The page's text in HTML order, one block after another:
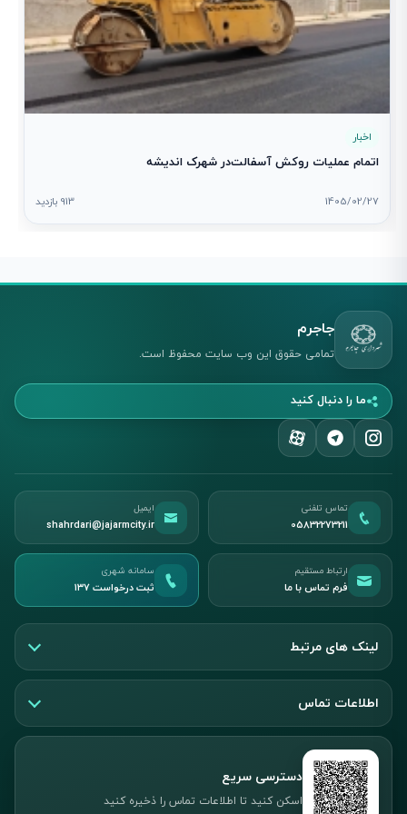
اخبار
اتمام عملیات روکش آسفالت‌در شهرک اندیشه
1405/02/27 913 بازدید
جاجرم
تمامی حقوق این وب سایت محفوظ است.
ما را دنبال کنید
تماس تلفنی
05832273211
ایمیل
shahrdari@jajarmcity.ir
ارتباط مستقیم
فرم تماس با ما
سامانه شهری
ثبت درخواست ۱۳۷
لینک های مرتبط
اطلاعات تماس
دسترسی سریع
اسکن کنید تا اطلاعات تماس را ذخیره کنید